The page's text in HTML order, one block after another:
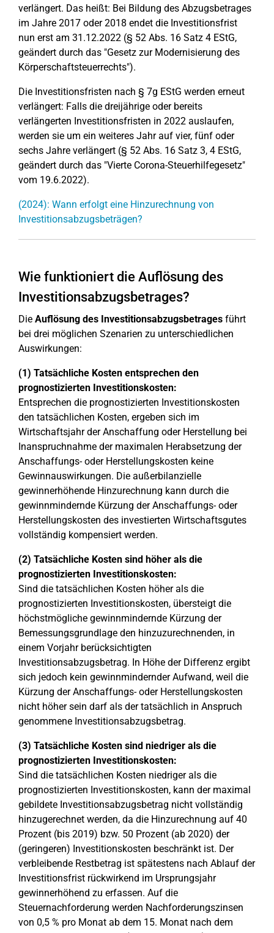
verlängert. Das heißt: Bei Bildung des Abzugsbetrages
im Jahre 2017 oder 2018 endet die Investitionsfrist
nun erst am 31.12.2022 (§ 52 Abs. 16 Satz 4 EStG,
geändert durch das "Gesetz zur Modernisierung des
Körperschaftsteuerrechts").
Die Investitionsfristen nach § 7g EStG werden erneut
verlängert: Falls die dreijährige oder bereits
verlängerten Investitionsfristen in 2022 auslaufen,
werden sie um ein weiteres Jahr auf vier, fünf oder
sechs Jahre verlängert (§ 52 Abs. 16 Satz 3, 4 EStG,
geändert durch das "Vierte Corona-Steuerhilfegesetz"
vom 19.6.2022).
(2024): Wann erfolgt eine Hinzurechnung von
Investitionsabzugsbeträgen?
Wie funktioniert die Auflösung des
Investitionsabzugsbetrages?
Die Auflösung des Investitionsabzugsbetrages führt
bei drei möglichen Szenarien zu unterschiedlichen
Auswirkungen:
(1) Tatsächliche Kosten entsprechen den
prognostizierten Investitionskosten:
Entsprechen die prognostizierten Investitionskosten
den tatsächlichen Kosten, ergeben sich im
Wirtschaftsjahr der Anschaffung oder Herstellung bei
Inanspruchnahme der maximalen Herabsetzung der
Anschaffungs- oder Herstellungskosten keine
Gewinnauswirkungen. Die außerbilanzielle
gewinnerhöhende Hinzurechnung kann durch die
gewinnmindernde Kürzung der Anschaffungs- oder
Herstellungskosten des investierten Wirtschaftsgutes
vollständig kompensiert werden.
(2) Tatsächliche Kosten sind höher als die
prognostizierten Investitionskosten:
Sind die tatsächlichen Kosten höher als die
prognostizierten Investitionskosten, übersteigt die
höchstmögliche gewinnmindernde Kürzung der
Bemessungsgrundlage den hinzuzurechnenden, in
einem Vorjahr berücksichtigten
Investitionsabzugsbetrag. In Höhe der Differenz ergibt
sich jedoch kein gewinnmindernder Aufwand, weil die
Kürzung der Anschaffungs- oder Herstellungskosten
nicht höher sein darf als der tatsächlich in Anspruch
genommene Investitionsabzugsbetrag.
(3) Tatsächliche Kosten sind niedriger als die
prognostizierten Investitionskosten:
Sind die tatsächlichen Kosten niedriger als die
prognostizierten Investitionskosten, kann der maximal
gebildete Investitionsabzugsbetrag nicht vollständig
hinzugerechnet werden, da die Hinzurechnung auf 40
Prozent (bis 2019) bzw. 50 Prozent (ab 2020) der
(geringeren) Investitionskosten beschränkt ist. Der
verbleibende Restbetrag ist spätestens nach Ablauf der
Investitionsfrist rückwirkend im Ursprungsjahr
gewinnerhöhend zu erfassen. Auf die
Steuernachforderung werden Nachforderungszinsen
von 0,5 % pro Monat ab dem 15. Monat nach dem